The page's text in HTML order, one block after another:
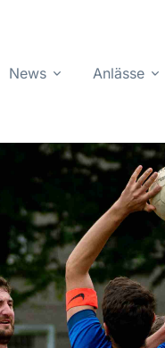
News Anlässe